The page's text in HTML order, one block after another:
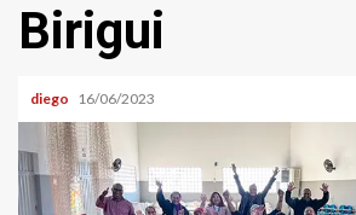
Birigui
diego 16/06/2023